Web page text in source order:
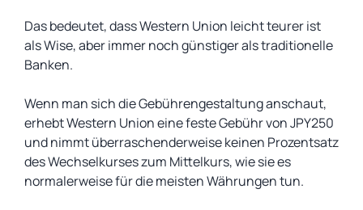
Das bedeutet, dass Western Union leicht teurer ist
als Wise, aber immer noch günstiger als traditionelle
Banken.
Wenn man sich die Gebührengestaltung anschaut,
erhebt Western Union eine feste Gebühr von JPY250
und nimmt überraschenderweise keinen Prozentsatz
des Wechselkurses zum Mittelkurs, wie sie es
normalerweise für die meisten Währungen tun.